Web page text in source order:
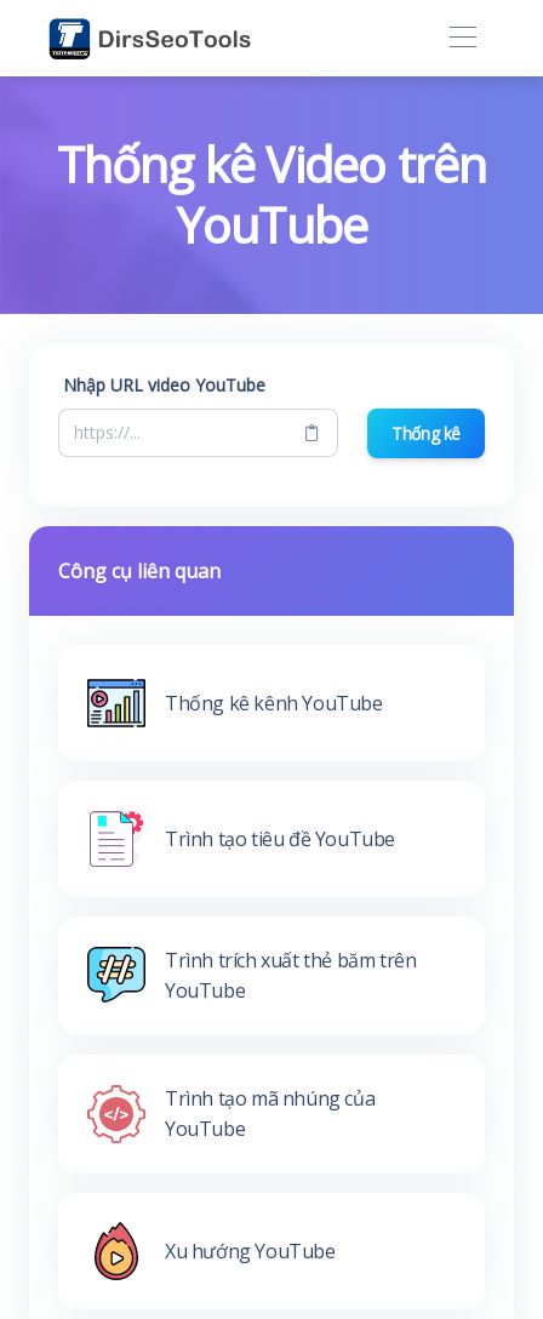
Thống kê Video trên
YouTube
Nhập URL video YouTube
Thống kê
Công cụ liên quan
Thống kê kênh YouTube
Trình tạo tiêu đề YouTube
Trình trích xuất thẻ băm trên
YouTube
Trình tạo mã nhúng của
YouTube
Xu hướng YouTube